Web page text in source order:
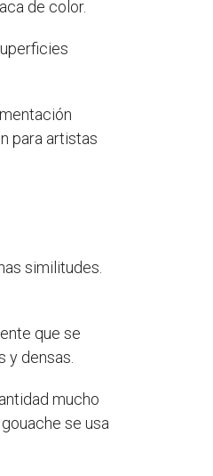
de color.
para artistas
similitudes.
que se
y densas.
mucho
se usa